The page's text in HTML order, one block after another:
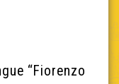
“Fiorenzo